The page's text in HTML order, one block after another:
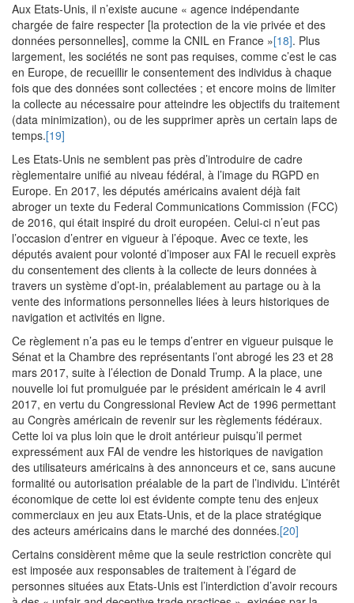
Aux Etats-Unis, il n’existe aucune « agence indépendante
chargée de faire respecter [la protection de la vie privée et des
données personnelles], comme la CNIL en France »[18]. Plus
largement, les sociétés ne sont pas requises, comme c’est le cas
en Europe, de recueillir le consentement des individus à chaque
fois que des données sont collectées ; et encore moins de limiter
la collecte au nécessaire pour atteindre les objectifs du traitement
(data minimization), ou de les supprimer après un certain laps de
temps.[19]
Les Etats-Unis ne semblent pas près d’introduire de cadre
règlementaire unifié au niveau fédéral, à l’image du RGPD en
Europe. En 2017, les députés américains avaient déjà fait
abroger un texte du Federal Communications Commission (FCC)
de 2016, qui était inspiré du droit européen. Celui-ci n’eut pas
l’occasion d’entrer en vigueur à l’époque. Avec ce texte, les
députés avaient pour volonté d’imposer aux FAI le recueil exprès
du consentement des clients à la collecte de leurs données à
travers un système d’opt-in, préalablement au partage ou à la
vente des informations personnelles liées à leurs historiques de
navigation et activités en ligne.
Ce règlement n’a pas eu le temps d’entrer en vigueur puisque le
Sénat et la Chambre des représentants l’ont abrogé les 23 et 28
mars 2017, suite à l’élection de Donald Trump. A la place, une
nouvelle loi fut promulguée par le président américain le 4 avril
2017, en vertu du Congressional Review Act de 1996 permettant
au Congrès américain de revenir sur les règlements fédéraux.
Cette loi va plus loin que le droit antérieur puisqu’il permet
expressément aux FAI de vendre les historiques de navigation
des utilisateurs américains à des annonceurs et ce, sans aucune
formalité ou autorisation préalable de la part de l’individu. L’intérêt
économique de cette loi est évidente compte tenu des enjeux
commerciaux en jeu aux Etats-Unis, et de la place stratégique
des acteurs américains dans le marché des données.[20]
Certains considèrent même que la seule restriction concrète qui
est imposée aux responsables de traitement à l’égard de
personnes situées aux Etats-Unis est l’interdiction d’avoir recours